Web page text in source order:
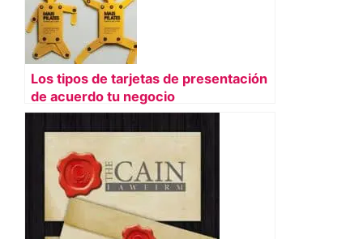
Los tipos de tarjetas de presentación
de acuerdo tu negocio